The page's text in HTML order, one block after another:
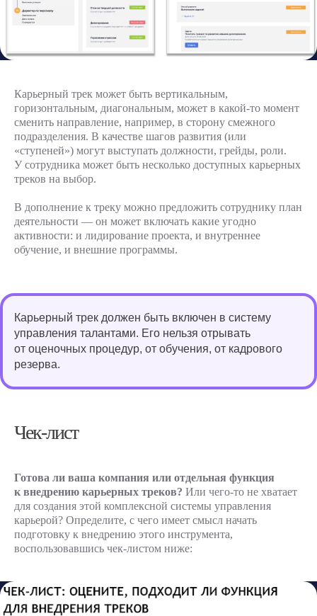
Карьерный трек может быть вертикальным,
горизонтальным, диагональным, может в какой-то момент
сменить направление, например, в сторону смежного
подразделения. В качестве шагов развития (или
«ступеней») могут выступать должности, грейды, роли.
У сотрудника может быть несколько доступных карьерных
треков на выбор.
В дополнение к треку можно предложить сотруднику план
деятельности — он может включать какие угодно
активности: и лидирование проекта, и внутреннее
обучение, и внешние программы.
Карьерный трек должен быть включен в систему
управления талантами. Его нельзя отрывать
от оценочных процедур, от обучения, от кадрового
резерва.
Чек-лист
Готова ли ваша компания или отдельная функция
к внедрению карьерных треков? Или чего-то не хватает
для создания этой комплексной системы управления
карьерой? Определите, с чего имеет смысл начать
подготовку к внедрению этого инструмента,
воспользовавшись чек-листом ниже:
Я согласен на обработку моих персональных данных
Я согласенс получением информационных
и рекламных сообщений
Отправить заявку
Подписывайтесь, чтобы первыми
узнавать о вебинарах, полезных
материалах и обновлениях
платформы!